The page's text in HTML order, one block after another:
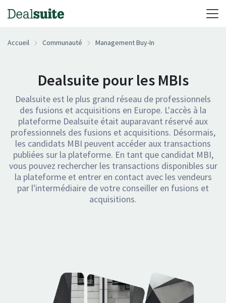
Accueil Communauté Management Buy-In
Dealsuite pour les MBIs
Dealsuite est le plus grand réseau de professionnels
des fusions et acquisitions en Europe. L'accès à la
plateforme Dealsuite était auparavant réservé aux
professionnels des fusions et acquisitions. Désormais,
les candidats MBI peuvent accéder aux transactions
publiées sur la plateforme. En tant que candidat MBI,
vous pouvez rechercher les transactions disponibles sur
la plateforme et entrer en contact avec les vendeurs
par l'intermédiaire de votre conseiller en fusions et
acquisitions.